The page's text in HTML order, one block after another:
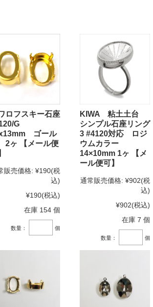
ロフスキー石座
G
ゴール
2ヶ 【メール便
販売価格: ¥190(税
込)
¥190(税込)
在庫 154 個
数量： 個
KIWA 粘土土台
シンプル石座リング
3 #4120対応 ロジ
ウムカラー
14×10mm 1ヶ 【メ
ール便可】
通常販売価格: ¥902(税
込)
¥902(税込)
在庫 7 個
数量： 個